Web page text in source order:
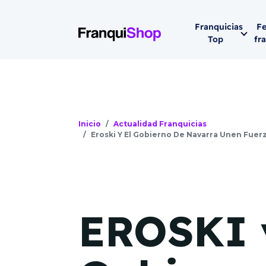
Franquicias
Top
IFEMA -
Municipal
Lleva tu
Inicio
Actualidad Franquicias
Eroski Y El Gobierno De Navarra Unen
EROSKI